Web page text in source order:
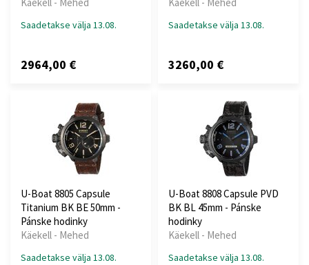
Saadetakse välja 13.08.
2964,00 €
Saadetakse välja 13.08.
3260,00 €
U-Boat 8805 Capsule
Titanium BK BE 50mm -
Pánske hodinky
Käekell - Mehed
Saadetakse välja 13.08.
U-Boat 8808 Capsule PVD
BK BL 45mm - Pánske
hodinky
Käekell - Mehed
Saadetakse välja 13.08.